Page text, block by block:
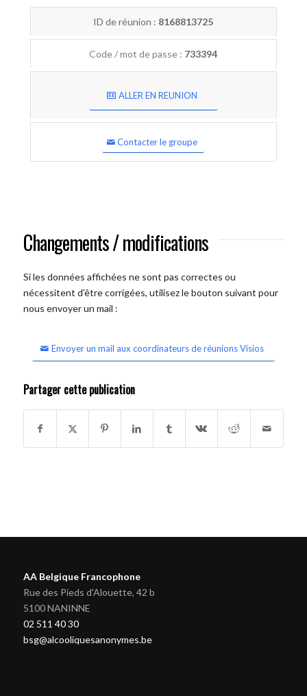
ID de réunion : 8168813725
Code / mot de passe : 733394
ALLER EN REUNION
Contacter le groupe
Changements / modifications
Si les données affichées ne sont pas correctes ou
nécessitent d'être corrigées, utilisez le bouton suivant pour
nous envoyer un mail :
Envoyer un mail aux coordinateurs de réunions Visios
Partager cette publication
AA Belgique Francophone
Rue des Pieds d'Alouette, 42 b
5100 NANINNE
02 511 40 30
bsg@alcooliquesanonymes.be